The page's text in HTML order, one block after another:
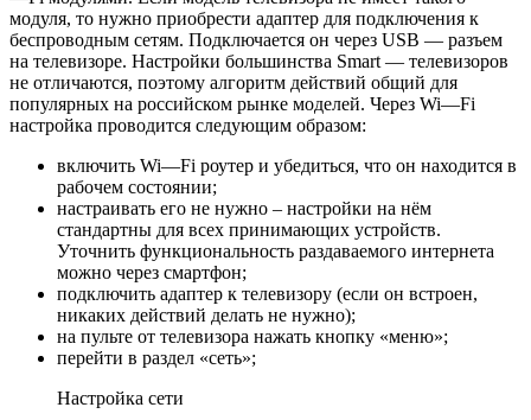
модуля, то нужно приобрести адаптер для подключения к
беспроводным сетям. Подключается он через USB — разъем
на телевизоре. Настройки большинства Smart — телевизоров
не отличаются, поэтому алгоритм действий общий для
популярных на российском рынке моделей. Через Wi—Fi
настройка проводится следующим образом:
включить Wi—Fi роутер и убедиться, что он находится в
рабочем состоянии;
настраивать его не нужно – настройки на нём
стандартны для всех принимающих устройств.
Уточнить функциональность раздаваемого интернета
можно через смартфон;
подключить адаптер к телевизору (если он встроен,
никаких действий делать не нужно);
на пульте от телевизора нажать кнопку «меню»;
перейти в раздел «сеть»;
Настройка сети